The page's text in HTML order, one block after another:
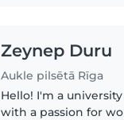
Zeynep Duru
Aukle pilsētā Rīga
Hello! I'm a
with a passion for